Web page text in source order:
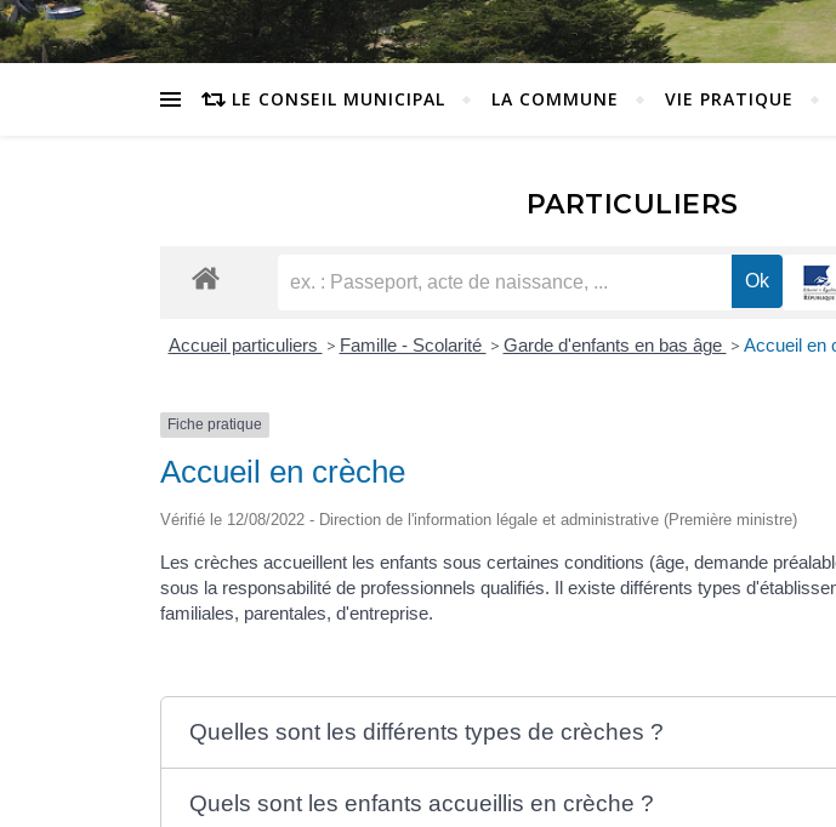
LE CONSEIL MUNICIPAL LA COMMUNE VIE PRATIQUE
PARTICULIERS
Accueil particuliers > Famille - Scolarité > Garde d'enfants en bas âge > Accueil en
Fiche pratique
Accueil en crèche
Vérifié le 12/08/2022 - Direction de l'information légale et administrative (Première ministre)
Les crèches accueillent les enfants sous certaines conditions (âge, demande
sous la responsabilité de professionnels qualifiés. Il existe différents types
familiales, parentales, d'entreprise.
Quelles sont les différents types de crèches ?
Quels sont les enfants accueillis en crèche ?